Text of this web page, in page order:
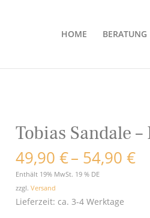
HOME BERATUNG
Tobias Sandale
49,90€– 54,90€
Enthält 19% MwSt. 19 % DE
zzgl.Versand
Lieferzeit: ca. 3-4 Werktage